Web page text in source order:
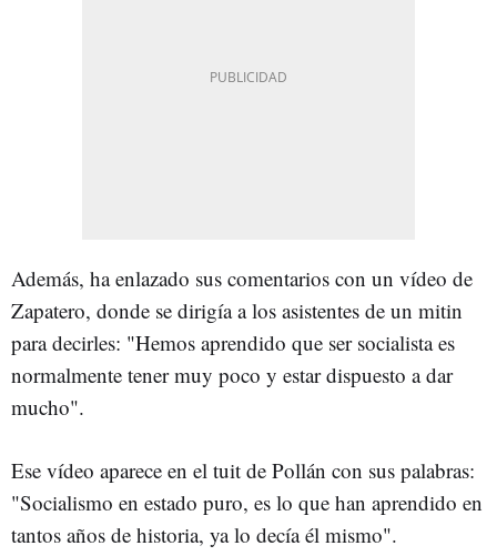
Además, ha enlazado sus comentarios con un vídeo de
Zapatero, donde se dirigía a los asistentes de un mitin
para decirles: "Hemos aprendido que ser socialista es
normalmente tener muy poco y estar dispuesto a dar
mucho".
Ese vídeo aparece en el tuit de Pollán con sus palabras:
"Socialismo en estado puro, es lo que han aprendido en
tantos años de historia, ya lo decía él mismo".